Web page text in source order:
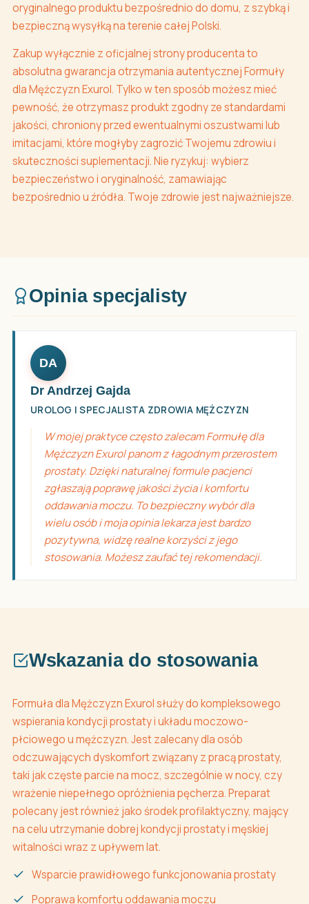
oryginalnego produktu bezpośrednio do domu, z szybką i
bezpieczną wysyłką na terenie całej Polski.
Zakup wyłącznie z oficjalnej strony producenta to
absolutna gwarancja otrzymania autentycznej Formuły
dla Mężczyzn Exurol. Tylko w ten sposób możesz mieć
pewność, że otrzymasz produkt zgodny ze standardami
jakości, chroniony przed ewentualnymi oszustwami lub
imitacjami, które mogłyby zagrozić Twojemu zdrowiu i
skuteczności suplementacji. Nie ryzykuj: wybierz
bezpieczeństwo i oryginalność, zamawiając
bezpośrednio u źródła. Twoje zdrowie jest najważniejsze.
Opinia specjalisty
DA
Dr Andrzej Gajda
UROLOG I SPECJALISTA ZDROWIA MĘŻCZYZN
W mojej praktyce często zalecam Formułę dla
Mężczyzn Exurol panom z łagodnym przerostem
prostaty. Dzięki naturalnej formule pacjenci
zgłaszają poprawę jakości życia i komfortu
oddawania moczu. To bezpieczny wybór dla
wielu osób i moja opinia lekarza jest bardzo
pozytywna, widzę realne korzyści z jego
stosowania. Możesz zaufać tej rekomendacji.
Wskazania do stosowania
Formuła dla Mężczyzn Exurol służy do kompleksowego
wspierania kondycji prostaty i układu moczowo-
płciowego u mężczyzn. Jest zalecany dla osób
odczuwających dyskomfort związany z pracą prostaty,
taki jak częste parcie na mocz, szczególnie w nocy, czy
wrażenie niepełnego opróżnienia pęcherza. Preparat
polecany jest również jako środek profilaktyczny, mający
na celu utrzymanie dobrej kondycji prostaty i męskiej
witalności wraz z upływem lat.
Wsparcie prawidłowego funkcjonowania prostaty
Poprawa komfortu oddawania moczu